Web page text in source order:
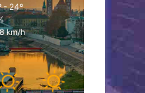
- 24º
km/h